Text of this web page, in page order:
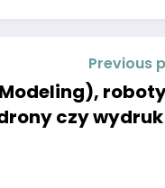
Previous
czy wydruk